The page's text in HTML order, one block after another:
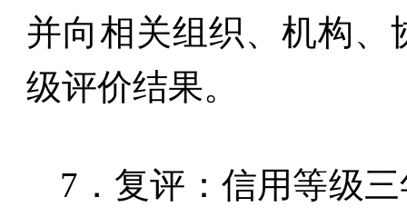
并向相关组织、机构
级评价结果。
7 ．复评：信用等级